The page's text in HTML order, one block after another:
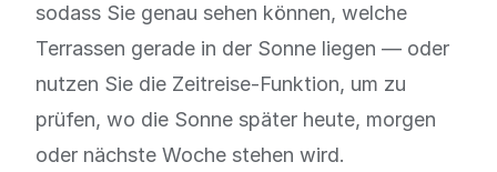
sodass Sie genau sehen können, welche
Terrassen gerade in der Sonne liegen — oder
nutzen Sie die Zeitreise-Funktion, um zu
prüfen, wo die Sonne später heute, morgen
oder nächste Woche stehen wird.